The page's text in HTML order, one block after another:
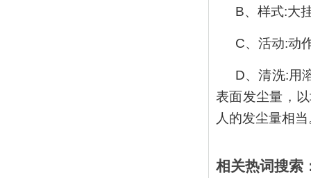
B、样式:大
C、活动:动
D、清洗:用
表面发尘量，
人的发尘量相
相关热词搜索